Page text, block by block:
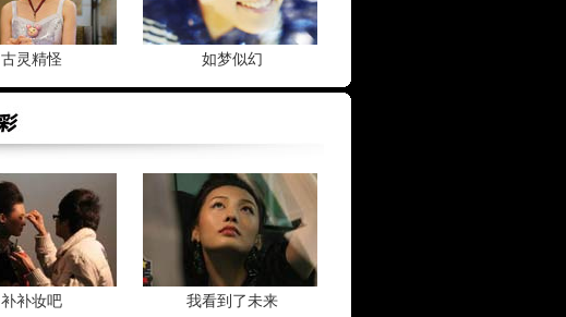
古灵精怪 如梦似幻
补补妆吧 我看到了未来